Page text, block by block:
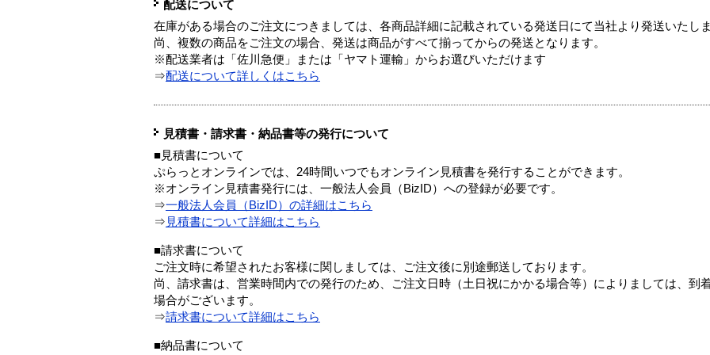
配送について
在庫がある場合のご注文につきましては、各商品詳細に記載されている発送日にて当社より発送いたしま
尚、複数の商品をご注文の場合、発送は商品がすべて揃ってからの発送となります。
※配送業者は「佐川急便」または「ヤマト運輸」からお選びいただけます
⇒配送について詳しくはこちら
見積書・請求書・納品書等の発行について
■見積書について
ぷらっとオンラインでは、24時間いつでもオンライン見積書を発行することができます。
※オンライン見積書発行には、一般法人会員（BizID）への登録が必要です。
⇒一般法人会員（BizID）の詳細はこちら
⇒ 見積書について詳細はこちら
■請求書について
ご注文時に希望されたお客様に関しましては、ご注文後に別途郵送しております。
尚、請求書は、営業時間内での発行のため、ご注文日時（土日祝にかかる場合等）によりましては、到
場合がございます。
⇒請求書について詳細はこちら
■納品書について